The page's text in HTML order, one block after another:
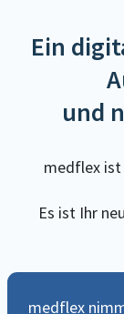
Ein
und
medflex ist
Es ist Ihr
medflex